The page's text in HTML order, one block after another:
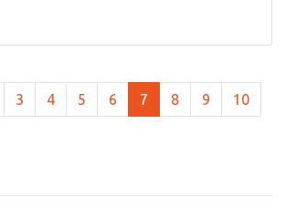
3 4 5 6 7 8 9 10